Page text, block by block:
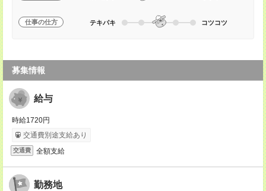
仕事の仕方 テキパキ コツコツ
募集情報
給与
時給1720円
交通費別途支給あり
交通費 全額支給
勤務地